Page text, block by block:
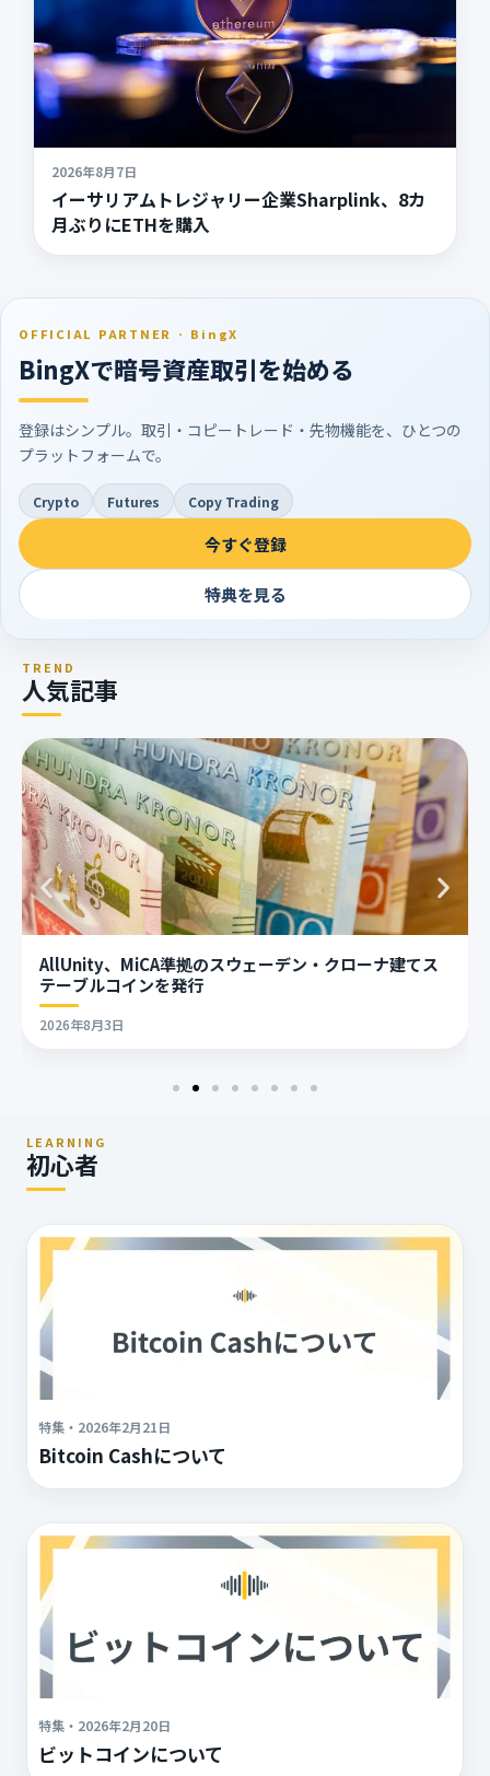
2026年8月7日
イーサリアムトレジャリー企業Sharplink、8カ
月ぶりにETHを購入
OFFICIAL PARTNER · BingX
BingXで暗号資産取引を始める
登録はシンプル。取引・コピートレード・先物機能を、ひとつの
プラットフォームで。
Crypto Futures Copy Trading
今すぐ登録
特典を見る
TREND
人気記事
AllUnity、MiCA準拠のスウェーデン・クローナ建てス
テーブルコインを発行
2026年8月3日
LEARNING
初心者
特集 ・ 2026年2月21日
Bitcoin Cashについて
特集 ・ 2026年2月20日
ビットコインについて